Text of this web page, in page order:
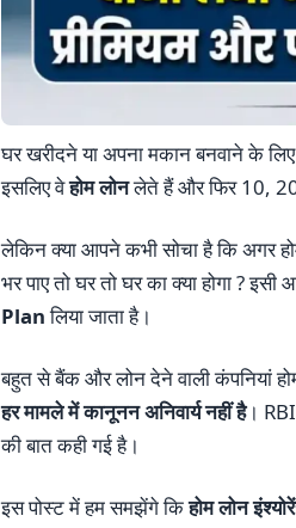
घर खरीदने या अपना मकान बनवाने के
इसलिए वेहोम लोनलेते हैं और फिर 10,
लेकिन क्या आपने कभी सोचा है कि अगर
भर पाए तो घर तो घर का क्या होगा ?
Planलिया जाता है।
बहुत से बैंक और लोन देने वाली कंपनियां
हर मामले में कानूनन अनिवार्य नहीं है। RBI
की बात कही गई है।
इस पोस्ट में हम समझेंगे किहोम लोन